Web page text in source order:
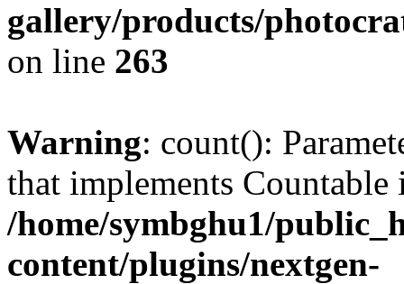
gallery/products/
on line 263
Warning: count():
that implements Countable
/home/symbghu1/
content/plugins/nextgen-